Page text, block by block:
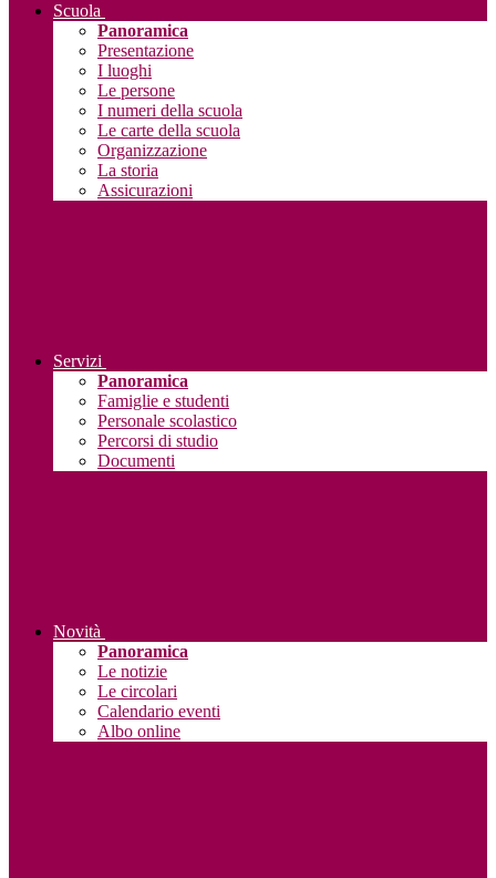
Scuola
Panoramica
Presentazione
I luoghi
Le persone
I numeri della scuola
Le carte della scuola
Organizzazione
La storia
Assicurazioni
Servizi
Panoramica
Famiglie e studenti
Personale scolastico
Percorsi di studio
Documenti
Novità
Panoramica
Le notizie
Le circolari
Calendario eventi
Albo online